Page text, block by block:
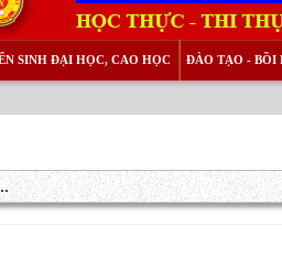
SINH ĐẠI HỌC, CAO HỌC ĐÀO TẠO - BỒI